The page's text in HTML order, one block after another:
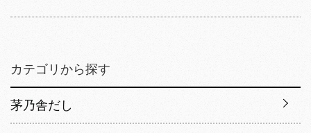
カテゴリから探す
茅乃舎だし